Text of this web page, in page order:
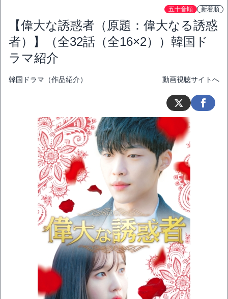
五十音順 新着順
【偉大な誘惑者（原題：偉大なる誘惑
者）】（全32話（全16×2））韓国ド
ラマ紹介
韓国ドラマ（作品紹介） 動画視聴サイトへ